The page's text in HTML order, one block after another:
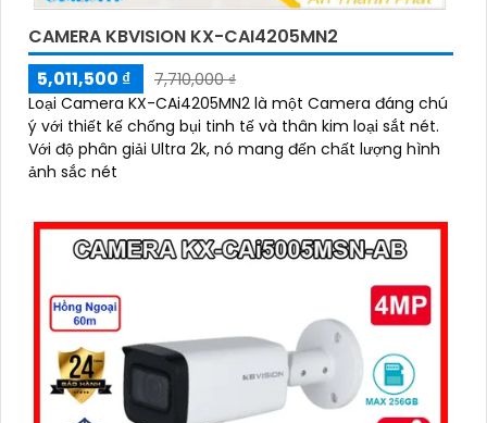
CAMERA KBVISION KX-CAI4205MN2
5,011,500 ₫
7,710,000 ₫
Loại Camera KX-CAi4205MN2 là một Camera đáng chú
ý với thiết kế chống bụi tinh tế và thân kim loại sắt nét.
Với độ phân giải Ultra 2k, nó mang đến chất lượng hình
ảnh sắc nét